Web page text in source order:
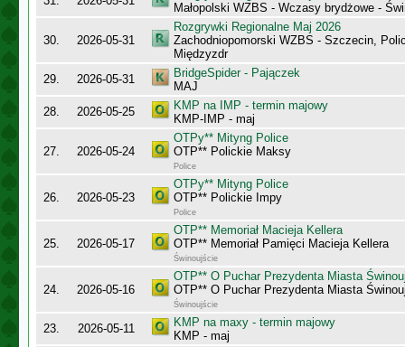
Małopolski WZBS - Wczasy brydżowe -
30. 2026-05-31
Rozgrywki Regionalne Maj 2026
Zachodniopomorski WZBS - Szczecin,
Międzyzdr
29.
2026-05-31
BridgeSpider - Pajączek
MAJ
28.
2026-05-25
KMP na IMP - termin majowy
KMP-IMP - maj
27. 2026-05-24
OTPy** Mityng Police
OTP** Polickie Maksy
Police
26. 2026-05-23
OTPy** Mityng Police
OTP** Polickie Impy
Police
25. 2026-05-17
OTP** Memoriał Macieja Kellera
OTP** Memoriał Pamięci Macieja Kellera
Świnoujście
24. 2026-05-16
OTP** O Puchar Prezydenta Miasta
OTP** O Puchar Prezydenta Miasta
Świnoujście
23. 2026-05-11
KMP na maxy - termin majowy
KMP - maj